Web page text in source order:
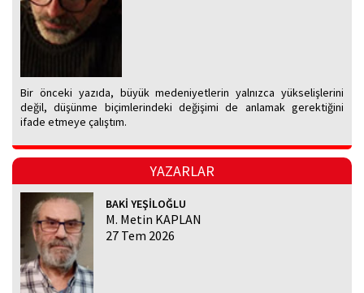
Bir önceki yazıda, büyük medeniyetlerin yalnızca yükselişlerini
değil, düşünme biçimlerindeki değişimi de anlamak gerektiğini
ifade etmeye çalıştım.
YAZARLAR
BAKİ YEŞİLOĞLU
M. Metin KAPLAN
27 Tem 2026